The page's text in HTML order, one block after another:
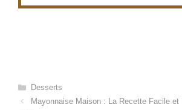
Categories
Desserts
Mayonnaise Maison : La Recette Facile et